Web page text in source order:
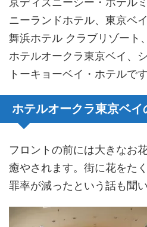
京ディズニーシー・ホテル
ニーランドホテル、東京ベ
舞浜ホテル クラブリゾート
ホテルオークラ東京ベイ、
トーキョーベイ・ホテルです
ホテルオークラ東京ベイ
フロントの前には大きなお
癒やされます。街に花をた
罪率が減ったという話も聞